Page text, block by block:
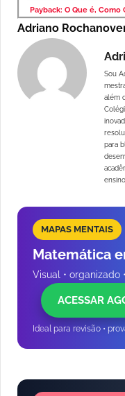
Adriano Rocha
Sou
além
para
MAPAS MENTAIS
Matemática
Visual • organizado
ACESSAR
Ideal para revisão •